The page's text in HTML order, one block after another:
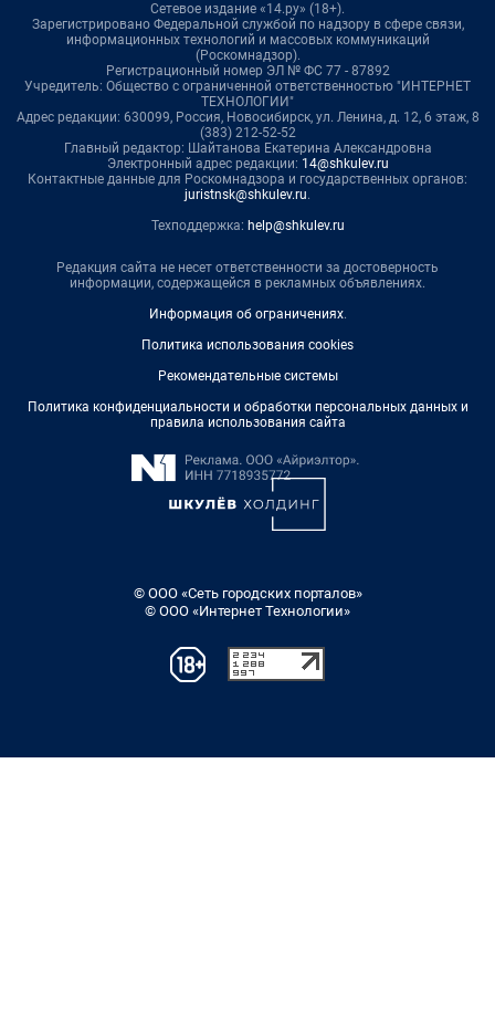
Сетевое издание «14.ру» (18+).
Зарегистрировано Федеральной службой по надзору в сфере связи,
информационных технологий и массовых коммуникаций
(Роскомнадзор).
Регистрационный номер ЭЛ № ФС 77 - 87892
Учредитель: Общество с ограниченной ответственностью "ИНТЕРНЕТ
ТЕХНОЛОГИИ"
Адрес редакции: 630099, Россия, Новосибирск, ул. Ленина, д. 12, 6 этаж, 8
(383) 212-52-52
Главный редактор: Шайтанова Екатерина Александровна
Электронный адрес редакции: 14@shkulev.ru
Контактные данные для Роскомнадзора и государственных органов:
juristnsk@shkulev.ru.
Техподдержка: help@shkulev.ru
Редакция сайта не несет ответственности за достоверность
информации, содержащейся в рекламных объявлениях.
Информация об ограничениях.
Политика использования cookies
Рекомендательные системы
Политика конфиденциальности и обработки персональных данных и
правила использования сайта
© ООО «Сеть городских порталов»
© ООО «Интернет Технологии»